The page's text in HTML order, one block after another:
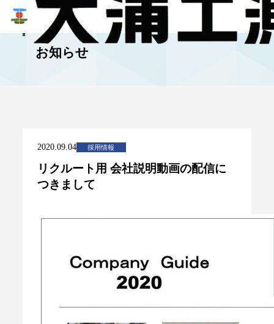
お知らせ
NEWS
2020.09.04 採用情報
リクルート用 会社説明動画の配信に
つきまして